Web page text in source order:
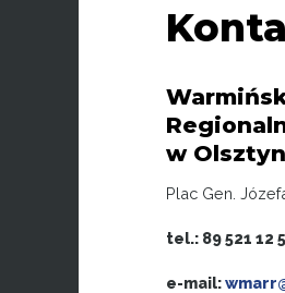
w
Plac Gen.
tel.: 89 521
e-mail: